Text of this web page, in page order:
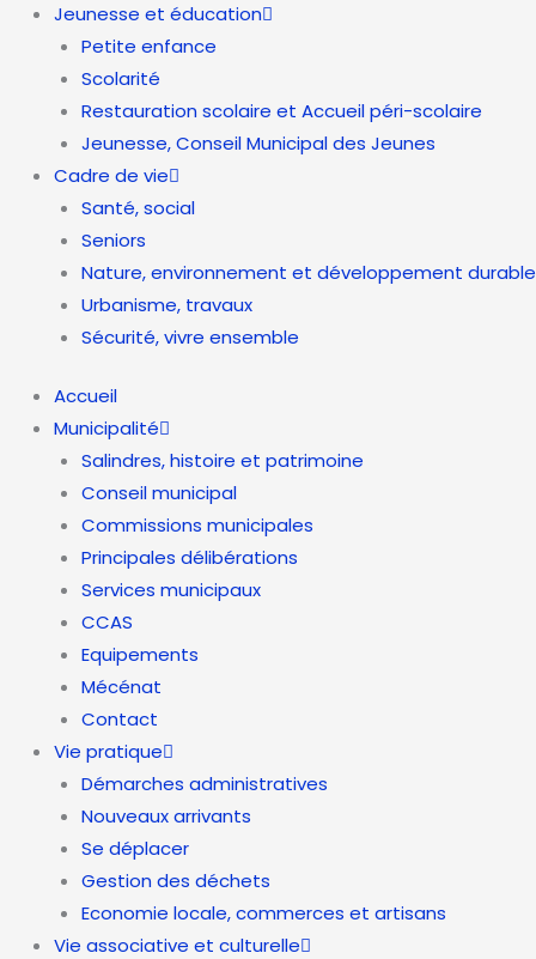
Jeunesse et éducation
Petite enfance
Scolarité
Restauration scolaire et Accueil péri-scolaire
Jeunesse, Conseil Municipal des Jeunes
Cadre de vie
Santé, social
Seniors
Nature, environnement et développement durable
Urbanisme, travaux
Sécurité, vivre ensemble
Accueil
Municipalité
Salindres, histoire et patrimoine
Conseil municipal
Commissions municipales
Principales délibérations
Services municipaux
CCAS
Equipements
Mécénat
Contact
Vie pratique
Démarches administratives
Nouveaux arrivants
Se déplacer
Gestion des déchets
Economie locale, commerces et artisans
Vie associative et culturelle